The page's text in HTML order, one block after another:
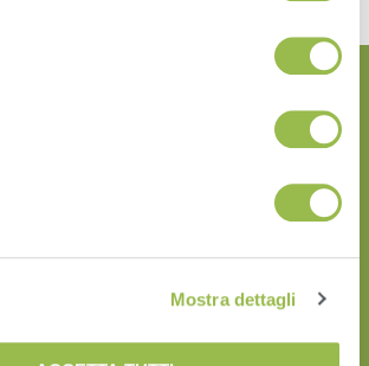
Mostra dettagli